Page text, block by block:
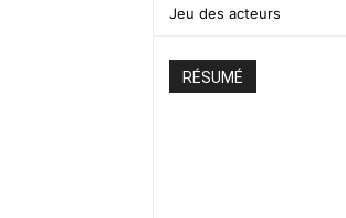
Jeu des acteurs
RÉSUMÉ